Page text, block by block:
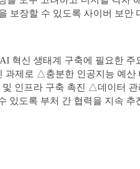
보장할 수 있도록 사이버 보안
혁신 생태계 구축에 필요한
과제로 △충분한 인공지능 예
인프라 구축 촉진 △데이터
있도록 부처 간 협력을 지속